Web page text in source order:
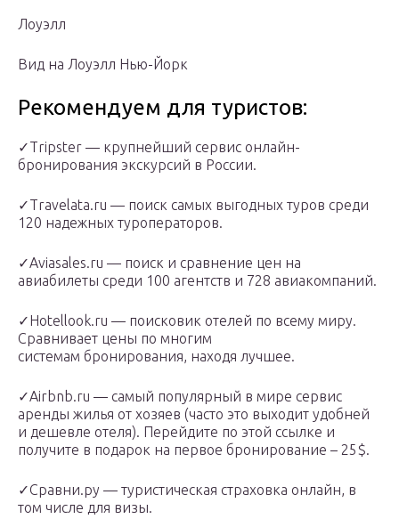
Лоуэлл
Вид на Лоуэлл Нью-Йорк
Рекомендуем для туристов:
✓Tripster — крупнейший сервис онлайн-
бронирования экскурсий в России.
✓Travelata.ru — поиск самых выгодных туров среди
120 надежных туроператоров.
✓Aviasales.ru — поиск и сравнение цен на
авиабилеты среди 100 агентств и 728 авиакомпаний.
✓Hotellook.ru — поисковик отелей по всему миру.
Сравнивает цены по многим
системам бронирования, находя лучшее.
✓Airbnb.ru — самый популярный в мире сервис
аренды жилья от хозяев (часто это выходит удобней
и дешевле отеля). Перейдите по этой ссылке и
получите в подарок на первое бронирование – 25$.
✓Сравни.ру — туристическая страховка онлайн, в
том числе для визы.